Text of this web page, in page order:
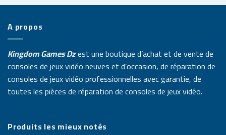
A propos
Kingdom Games Dzest une boutique d’achat et de vente de
consoles de jeux vidéo neuves et d’occasion, de réparation de
consoles de jeux vidéo professionnelles avec garantie, de
toutes les pièces de réparation de consoles de jeux vidéo.
Produits les mieux notés